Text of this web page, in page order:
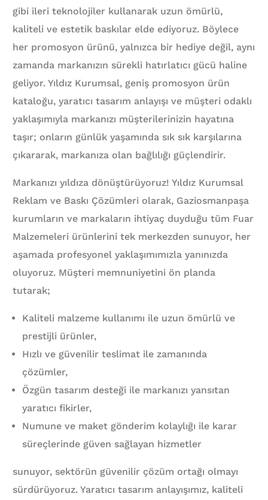
gibi ileri teknolojiler kullanarak uzun ömürlü,
kaliteli ve estetik baskılar elde ediyoruz. Böylece
her promosyon ürünü, yalnızca bir hediye değil, aynı
zamanda markanızın sürekli hatırlatıcı gücü haline
geliyor. Yıldız Kurumsal, geniş promosyon ürün
kataloğu, yaratıcı tasarım anlayışı ve müşteri odaklı
yaklaşımıyla markanızı müşterilerinizin hayatına
taşır; onların günlük yaşamında sık sık karşılarına
çıkararak, markanıza olan bağlılığı güçlendirir.
Markanızı yıldıza dönüştürüyoruz! Yıldız Kurumsal
Reklam ve Baskı Çözümleri olarak, Gaziosmanpaşa
kurumların ve markaların ihtiyaç duyduğu tüm Fuar
Malzemeleri ürünlerini tek merkezden sunuyor, her
aşamada profesyonel yaklaşımımızla yanınızda
oluyoruz. Müşteri memnuniyetini ön planda
tutarak;
Kaliteli malzeme kullanımı ile uzun ömürlü ve
prestijli ürünler,
Hızlı ve güvenilir teslimat ile zamanında
çözümler,
Özgün tasarım desteği ile markanızı yansıtan
yaratıcı fikirler,
Numune ve maket gönderim kolaylığı ile karar
süreçlerinde güven sağlayan hizmetler
sunuyor, sektörün güvenilir çözüm ortağı olmayı
sürdürüyoruz. Yaratıcı tasarım anlayışımız, kaliteli